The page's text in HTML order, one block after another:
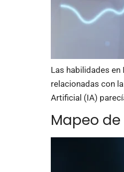
Las habilidades
relacionadas con
Artificial (IA)
Mapeo